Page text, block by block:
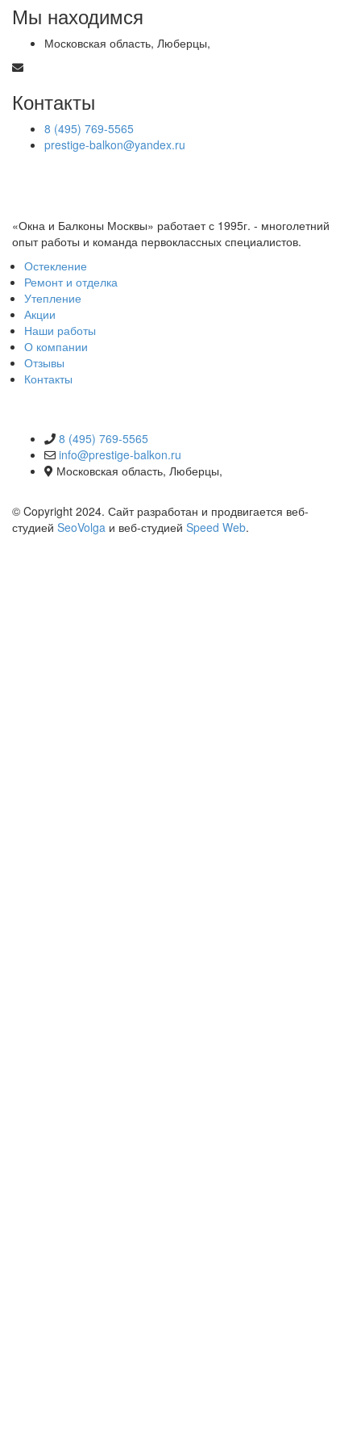
Мы находимся
Московская область, Люберцы,
Контакты
8 (495) 769-5565
prestige-balkon@yandex.ru
«Окна и Балконы Москвы» работает с 1995г. - многолетний
опыт работы и команда первоклассных специалистов.
Остекление
Ремонт и отделка
Утепление
Акции
Наши работы
О компании
Отзывы
Контакты
8 (495) 769-5565
info@prestige-balkon.ru
Московская область, Люберцы,
© Copyright 2024. Сайт разработан и продвигается веб-
студией SeoVolga и веб-студией Speed Web.